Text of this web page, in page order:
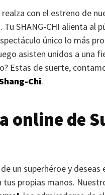
con el estreno de
Tu SHANG-CHI alienta al
único lo más
asisten unidos a una
Estas de suerte,
Chi.
online de
un superhéroe y
propias manos.